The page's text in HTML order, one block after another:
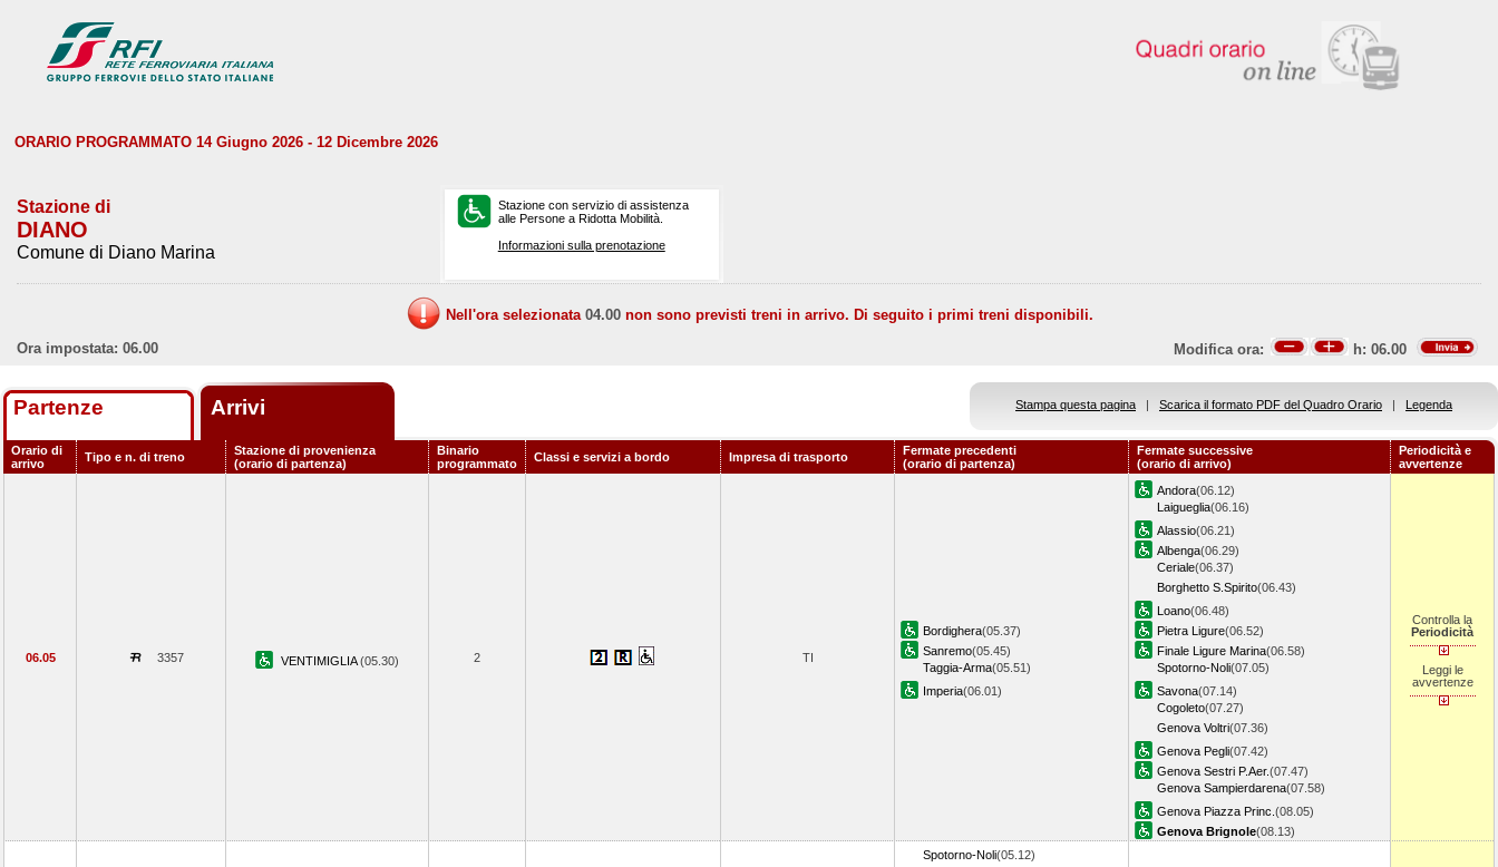
ORARIO PROGRAMMATO 14 Giugno 2026 - 12 Dicembre 2026
Stazione di
DIANO
Comune di Diano Marina
Stazione con servizio di assistenza
alle Persone a Ridotta Mobilità.
Informazioni sulla prenotazione
Nell'ora selezionata 04.00 non sono previsti treni in arrivo. Di seguito i primi treni disponibili.
Ora impostata: 06.00
Modifica ora: h: 06.00
Partenze Arrivi Stampa questa pagina | Scarica il formato PDF del Quadro Orario | Legenda
Orario di
arrivo
Tipo e n. di treno
Stazione di provenienza
(orario di partenza)
Binario
programmato
Classi e servizi a bordo Impresa di trasporto
Fermate precedenti
(orario di partenza)
Fermate successive
(orario di arrivo)
Periodicità e
avvertenze
06.05 3357 VENTIMIGLIA(05.30) 2 TI
Bordighera(05.37)
Sanremo(05.45)
Taggia-Arma(05.51)
Imperia(06.01)
Andora(06.12)
Laigueglia(06.16)
Alassio(06.21)
Albenga(06.29)
Ceriale(06.37)
Borghetto S.Spirito(06.43)
Loano(06.48)
Pietra Ligure(06.52)
Finale Ligure Marina(06.58)
Spotorno-Noli(07.05)
Savona(07.14)
Cogoleto(07.27)
Genova Voltri(07.36)
Genova Pegli(07.42)
Genova Sestri P.Aer.(07.47)
Genova Sampierdarena(07.58)
Genova Piazza Princ. (08.05)
Genova Brignole(08.13)
Controlla la
Periodicità
Leggi le
avvertenze
Spotorno-Noli(05.12)